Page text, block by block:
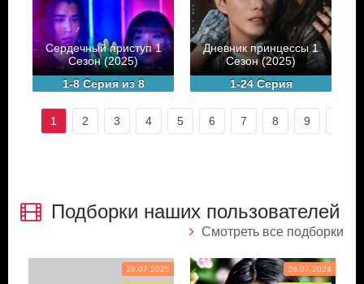
Сердечный приступ 1
Сезон (2025)
1-8 Серия из 8
Дневник принцессы 1
Сезон (2025)
1-24 Серия
1 2 3 4 5 6 7 8 9
Подборки наших пользователей
Смотреть все подборки
29.07.2025 26.07.2024